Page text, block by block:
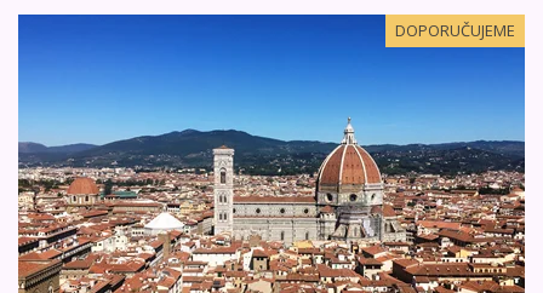
DOPORUČUJEME
Romantické Toskánsko a Cinque Terre - letecky